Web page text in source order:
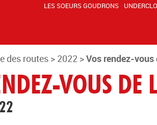
LES SOEURS GOUDRONS
des routes > 2022 >Vos rendez-
VOUS DE